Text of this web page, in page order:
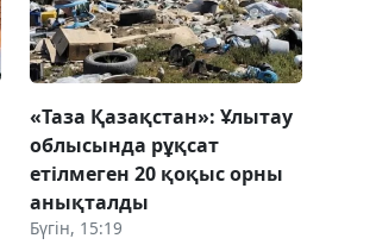
«Таза Қазақстан»: Ұлытау
облысында рұқсат
етілмеген 20 қоқыс орны
анықталды
Бүгін, 15:19